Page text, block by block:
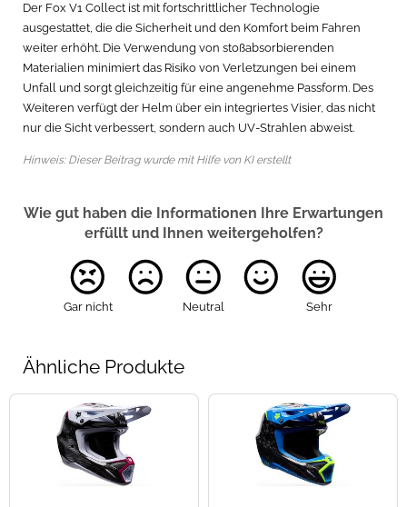
Der Fox V1 Collect ist mit fortschrittlicher Technologie
ausgestattet, die die Sicherheit und den Komfort beim Fahren
weiter erhöht. Die Verwendung von stoßabsorbierenden
Materialien minimiert das Risiko von Verletzungen bei einem
Unfall und sorgt gleichzeitig für eine angenehme Passform. Des
Weiteren verfügt der Helm über ein integriertes Visier, das nicht
nur die Sicht verbessert, sondern auch UV-Strahlen abweist.
Hinweis: Dieser Beitrag wurde mit Hilfe von KI erstellt
Wie gut haben die Informationen Ihre Erwartungen
erfüllt und Ihnen weitergeholfen?
Gar nicht Neutral Sehr
Ähnliche Produkte